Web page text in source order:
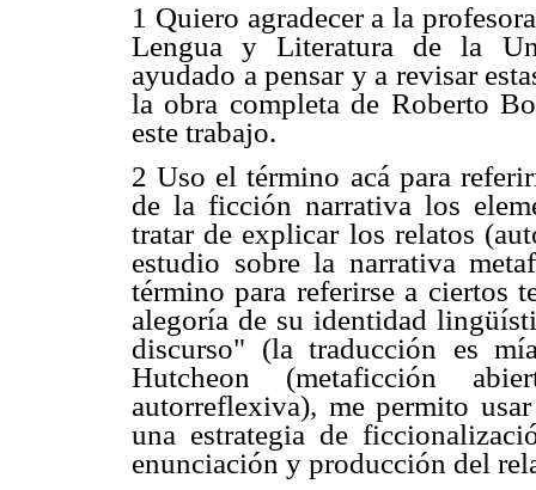
1 Quiero agradecer a la
Lengua y Literatura de la
ayudado a pensar y a revisar
la obra completa de Roberto
este trabajo.
2 Uso el término acá para
de la ficción narrativa los
tratar de explicar los relatos
estudio sobre la narrativa
término para referirse a ciertos
alegoría de su identidad
discurso" (la traducción es
Hutcheon (metaficción
autorreflexiva), me permito
una estrategia de
enunciación y producción del